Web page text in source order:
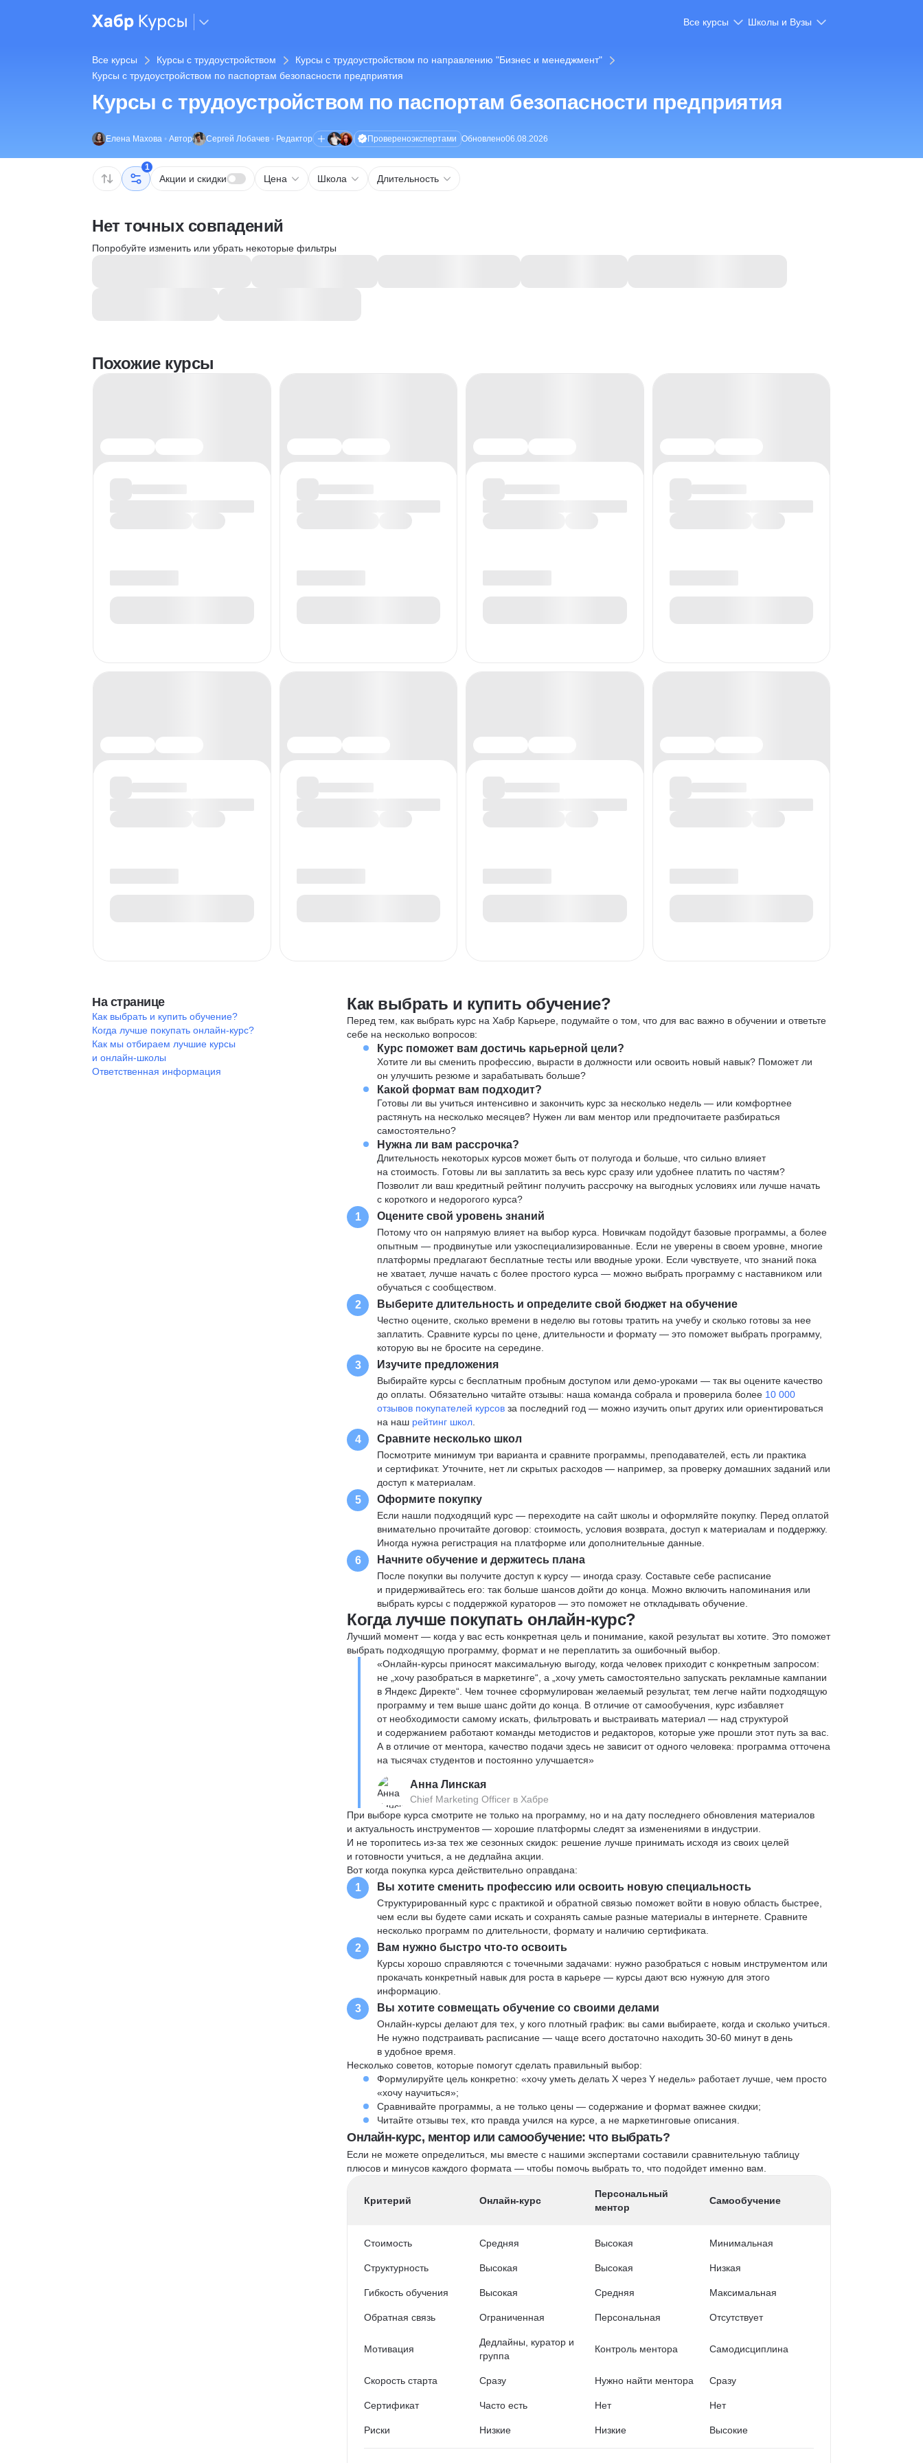
Все курсы Школы и Вузы
Все курсы Курсы с трудоустройством
Курсы с трудоустройством по направлению "Бизнес и менеджмент"
Курсы с трудоустройством по паспортам безопасности предприятия
Курсы с трудоустройством по паспортам безопасности предприятия
Елена Махова • Автор Сергей Лобачев • Редактор Провереноэкспертами Обновлено06.08.2026
1
Акции и скидки Цена Школа Длительность
Нет точных совпадений
Попробуйте изменить или убрать некоторые фильтры
Похожие курсы
На странице
Как выбрать и купить обучение?
Когда лучше покупать онлайн-курс?
Как мы отбираем лучшие курсы
и онлайн-школы
Ответственная информация
Как выбрать и купить обучение?
Перед тем, как выбрать курс на Хабр Карьере, подумайте о том, что для вас важно в обучении и ответьте
себе на несколько вопросов:
Курс поможет вам достичь карьерной цели?
Хотите ли вы сменить профессию, вырасти в должности или освоить новый навык? Поможет ли
он улучшить резюме и зарабатывать больше?
Какой формат вам подходит?
Готовы ли вы учиться интенсивно и закончить курс за несколько недель — или комфортнее
растянуть на несколько месяцев? Нужен ли вам ментор или предпочитаете разбираться
самостоятельно?
Нужна ли вам рассрочка?
Длительность некоторых курсов может быть от полугода и больше, что сильно влияет
на стоимость. Готовы ли вы заплатить за весь курс сразу или удобнее платить по частям?
Позволит ли ваш кредитный рейтинг получить рассрочку на выгодных условиях или лучше начать
с короткого и недорогого курса?
1 Оцените свой уровень знаний
Потому что он напрямую влияет на выбор курса. Новичкам подойдут базовые программы, а более
опытным — продвинутые или узкоспециализированные. Если не уверены в своем уровне, многие
платформы предлагают бесплатные тесты или вводные уроки. Если чувствуете, что знаний пока
не хватает, лучше начать с более простого курса — можно выбрать программу с наставником или
обучаться с сообществом.
2 Выберите длительность и определите свой бюджет на обучение
Честно оцените, сколько времени в неделю вы готовы тратить на учебу и сколько готовы за нее
заплатить. Сравните курсы по цене, длительности и формату — это поможет выбрать программу,
которую вы не бросите на середине.
3 Изучите предложения
Выбирайте курсы с бесплатным пробным доступом или демо-уроками — так вы оцените качество
до оплаты. Обязательно читайте отзывы: наша команда собрала и проверила более 10 000
отзывов покупателей курсовза последний год — можно изучить опыт других или ориентироваться
на наш рейтинг школ
4 Сравните несколько школ
Посмотрите минимум три варианта и сравните программы, преподавателей, есть ли практика
и сертификат. Уточните, нет ли скрытых расходов — например, за проверку домашних заданий или
доступ к материалам.
5 Оформите покупку
Если нашли подходящий курс — переходите на сайт школы и оформляйте покупку. Перед оплатой
внимательно прочитайте договор: стоимость, условия возврата, доступ к материалам и поддержку.
Иногда нужна регистрация на платформе или дополнительные данные.
6 Начните обучение и держитесь плана
После покупки вы получите доступ к курсу — иногда сразу. Составьте себе расписание
и придерживайтесь его: так больше шансов дойти до конца. Можно включить напоминания или
выбрать курсы с поддержкой кураторов — это поможет не откладывать обучение.
Когда лучше покупать онлайн-курс?
Лучший момент — когда у вас есть конкретная цель и понимание, какой результат вы хотите. Это поможет
выбрать подходящую программу, формат и не переплатить за ошибочный выбор.
«Онлайн-курсы приносят максимальную выгоду, когда человек приходит с конкретным запросом:
не „хочу разобраться в маркетинге“, а „хочу уметь самостоятельно запускать рекламные кампании
в Яндекс Директе“. Чем точнее сформулирован желаемый результат, тем легче найти подходящую
программу и тем выше шанс дойти до конца. В отличие от самообучения, курс избавляет
от необходимости самому искать, фильтровать и выстраивать материал — над структурой
и содержанием работают команды методистов и редакторов, которые уже прошли этот путь за вас.
А в отличие от ментора, качество подачи здесь не зависит от одного человека: программа отточена
на тысячах студентов и постоянно улучшается»
Анна Линская
Chief Marketing Officer в Хабре
При выборе курса смотрите не только на программу, но и на дату последнего обновления материалов
и актуальность инструментов — хорошие платформы следят за изменениями в индустрии.
И не торопитесь из-за тех же сезонных скидок: решение лучше принимать исходя из своих целей
и готовности учиться, а не дедлайна акции.
Вот когда покупка курса действительно оправдана:
1 Вы хотите сменить профессию или освоить новую специальность
Структурированный курс с практикой и обратной связью поможет войти в новую область быстрее,
чем если вы будете сами искать и сохранять самые разные материалы в интернете. Сравните
несколько программ по длительности, формату и наличию сертификата.
2 Вам нужно быстро что-то освоить
Курсы хорошо справляются с точечными задачами: нужно разобраться с новым инструментом или
прокачать конкретный навык для роста в карьере — курсы дают всю нужную для этого
информацию.
3 Вы хотите совмещать обучение со своими делами
Онлайн-курсы делают для тех, у кого плотный график: вы сами выбираете, когда и сколько учиться.
Не нужно подстраивать расписание — чаще всего достаточно находить 30-60 минут в день
в удобное время.
Несколько советов, которые помогут сделать правильный выбор:
Формулируйте цель конкретно: «хочу уметь делать X через Y недель» работает лучше, чем просто
«хочу научиться»;
Сравнивайте программы, а не только цены — содержание и формат важнее скидки;
Читайте отзывы тех, кто правда учился на курсе, а не маркетинговые описания.
Онлайн-курс, ментор или самообучение: что выбрать?
Если не можете определиться, мы вместе с нашими экспертами составили сравнительную таблицу
плюсов и минусов каждого формата — чтобы помочь выбрать то, что подойдет именно вам.
Критерий Онлайн-курс
Персональный
ментор
Самообучение
Стоимость Средняя Высокая Минимальная
Структурность Высокая Высокая Низкая
Гибкость обучения Высокая Средняя Максимальная
Обратная связь Ограниченная Персональная Отсутствует
Мотивация
Дедлайны, куратор и
группа
Контроль ментора Самодисциплина
Скорость старта Сразу Нужно найти ментора Сразу
Сертификат Часто есть Нет Нет
Риски Низкие Низкие Высокие